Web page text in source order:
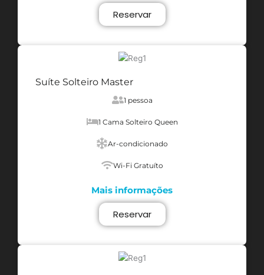
Reservar
Suíte Solteiro Master
1 pessoa
1 Cama Solteiro Queen
Ar-condicionado
Wi-Fi Gratuíto
Mais informações
Reservar